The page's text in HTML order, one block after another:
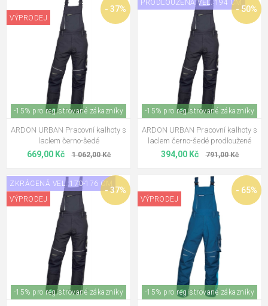
- 37%
-15% pro registrované zákazníky
VÝPRODEJ
ARDON URBAN Pracovní kalhoty s
laclem černo-šedé
669,00 Kč 1 062,00 Kč
PRODLOUŽENÁ VEL. 194 CM
- 50%
-15% pro registrované zákazníky
ARDON URBAN Pracovní kalhoty s
laclem černo-šedé prodloužené
394,00 Kč 791,00 Kč
ZKRÁCENÁ VEL. 170-176 CM
- 37%
-15% pro registrované zákazníky
VÝPRODEJ
- 65%
-15% pro registrované zákazníky
VÝPRODEJ